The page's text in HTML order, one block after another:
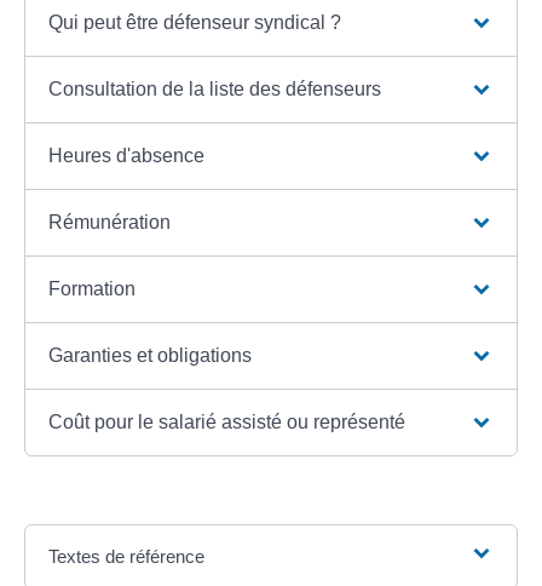
Qui peut être défenseur syndical ?
Consultation de la liste des défenseurs
Heures d'absence
Rémunération
Formation
Garanties et obligations
Coût pour le salarié assisté ou représenté
Textes de référence